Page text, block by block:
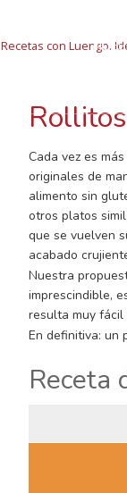
Recetas con Luengo.
Cada vez es
originales de
alimento sin
otros platos
que se vuelven
acabado
Nuestra
imprescindible,
resulta muy
En definitiva: un
Receta